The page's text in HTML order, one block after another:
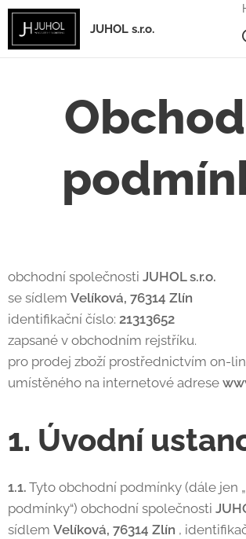
JUHOL s.r.o.
obchodní společnosti JUHOL s.r.o.
se sídlem Velíková, 76314 Zlín
identifikační číslo: 21313652
zapsané v obchodním rejstříku.
pro prodej zboží prostřednictvím on-
umístěného na internetové adrese
1. Úvodní
1.1. Tyto obchodní podmínky (dále jen
podmínky“) obchodní společnosti
sídlem Velíková, 76314 Zlín ,